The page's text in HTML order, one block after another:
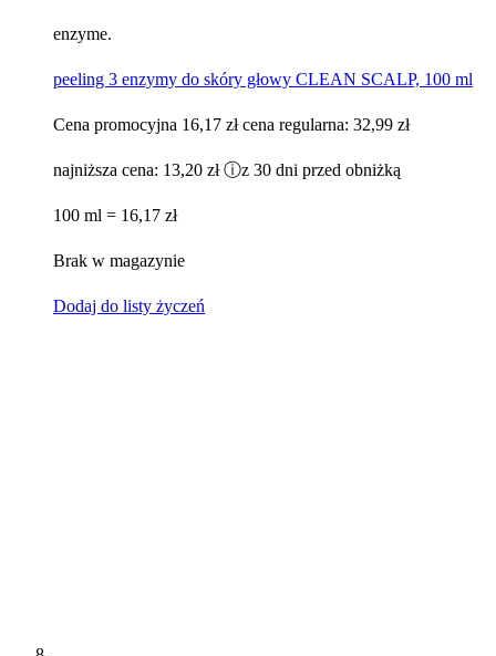
enzyme.
peeling 3 enzymy do skóry głowy CLEAN SCALP, 100 ml
Cena promocyjna 16,17 zł cena regularna: 32,99 zł
najniższa cena: 13,20 zł ⓘz 30 dni przed obniżką
100 ml = 16,17 zł
Brak w magazynie
Dodaj do listy życzeń